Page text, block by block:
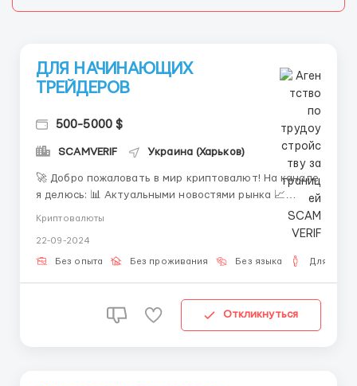
ДЛЯ НАЧИНАЮЩИХ
ТРЕЙДЕРОВ
500-5000 $
SCAMVERIF Украина (Харьков)
🚀 Добро пожаловать в мир криптовалют! На канале
я делюсь: 📊 Актуальными новостями рынка 📈
Полезными советами по трейдингу 💰 Секретами
Готовьтесь к старту марафона по разгону депозита
— я покажу, как безопасно увеличить капитал.
Криптовалюты
22-09-2024
Без опыта Без проживания Без языка Для
Откликнуться